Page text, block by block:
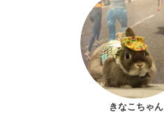
きなこちゃん